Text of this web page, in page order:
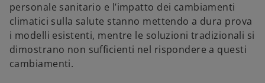
personale sanitario e l’impatto dei cambiamenti
climatici sulla salute stanno mettendo a dura prova
i modelli esistenti, mentre le soluzioni tradizionali si
dimostrano non sufficienti nel rispondere a questi
cambiamenti.